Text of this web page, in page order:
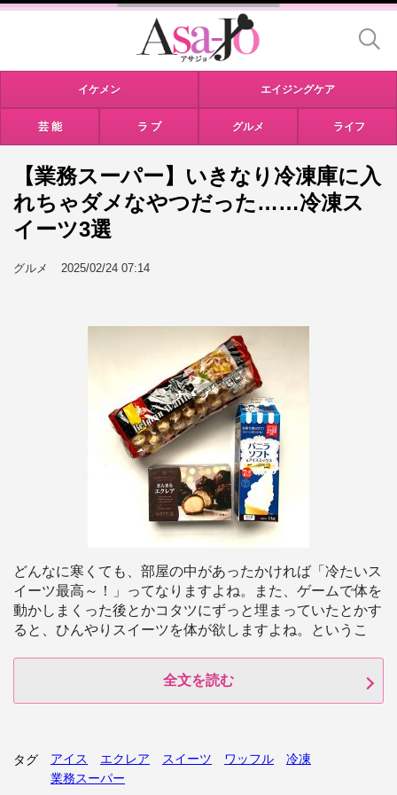
イケメン エイジングケア
芸 能 ラ ブ グルメ ライフ
【業務スーパー】いきなり冷凍庫に入
れちゃダメなやつだった……冷凍ス
イーツ3選
グルメ 2025/02/24 07:14
どんなに寒くても、部屋の中があったかければ「冷たいス
イーツ最高～！」ってなりますよね。また、ゲームで体を
動かしまくった後とかコタツにずっと埋まっていたとかす
ると、ひんやりスイーツを体が欲しますよね。というこ
全文を読む
タグ アイス エクレア スイーツ ワッフル
冷凍
業務スーパー